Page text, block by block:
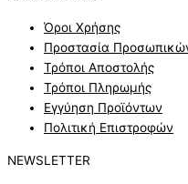
Όροι Χρήσης
Προστασία
Τρόποι Αποστολής
Τρόποι Πληρωμής
Εγγύηση Προϊόντων
Πολιτική Επιστροφών
NEWSL ETTER